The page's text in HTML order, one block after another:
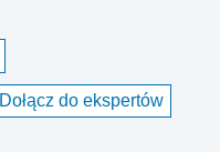
Dołącz do ekspertów